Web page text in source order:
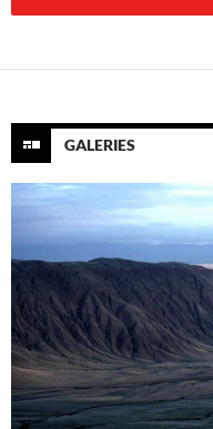
GALERIES